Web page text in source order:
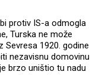
protiv IS-a odmogla
Turska ne može
Sevresa 1920. godine
nezavisnu domovinu
brzo uništio tu nadu